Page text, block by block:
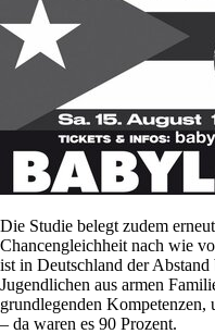
Die Studie belegt zudem
Chancengleichheit nach wie
ist in Deutschland der
Jugendlichen aus armen
grundlegenden Kompetenzen,
– da waren es 90 Prozent.